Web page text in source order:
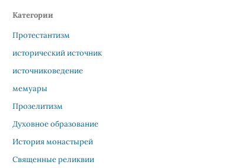
Категории
Протестантизм
исторический источник
источниковедение
мемуары
Прозелитизм
Духовное образование
История монастырей
Священные реликвии